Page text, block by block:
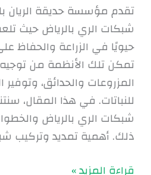
تقدم مؤسسة حديقة الريان
شبكات الري بالرياض حيث
حيويًا في الزراعة والحفاظ
تمكن تلك الأنظمة من توجيه
المزروعات والحدائق، وتوفير
للنباتات. في هذا المقال،
شبكات الري بالرياض
ذلك. أهمية تمديد وتركيب
قراءة المزيد »